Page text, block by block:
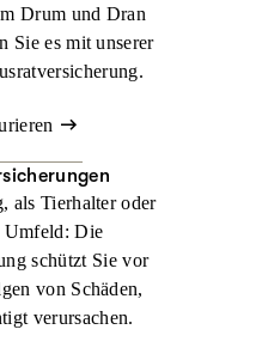
Drum und Dran
Sie es mit unserer
als Tierhalter oder
Umfeld: Die
schützt Sie vor
von Schäden,
verursachen.